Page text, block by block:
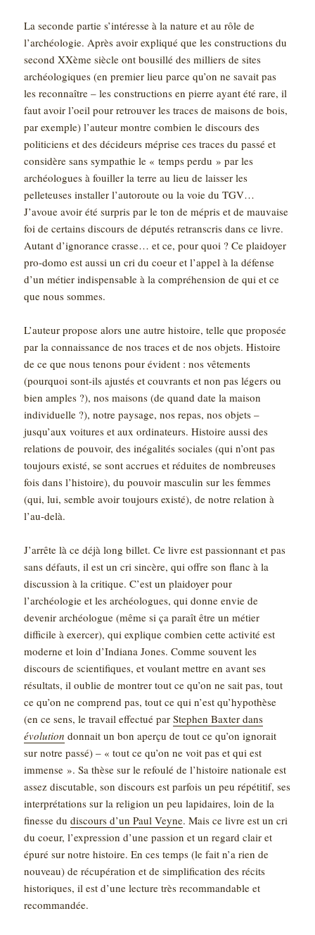
La seconde partie s’intéresse à la nature et au rôle de
l’archéologie. Après avoir expliqué que les constructions du
second XXème siècle ont bousillé des milliers de sites
archéologiques (en premier lieu parce qu’on ne savait pas
les reconnaître – les constructions en pierre ayant été rare, il
faut avoir l’oeil pour retrouver les traces de maisons de bois,
par exemple) l’auteur montre combien le discours des
politiciens et des décideurs méprise ces traces du passé et
considère sans sympathie le « temps perdu » par les
archéologues à fouiller la terre au lieu de laisser les
pelleteuses installer l’autoroute ou la voie du TGV…
J’avoue avoir été surpris par le ton de mépris et de mauvaise
foi de certains discours de députés retranscris dans ce livre.
Autant d’ignorance crasse… et ce, pour quoi ? Ce plaidoyer
pro-domo est aussi un cri du coeur et l’appel à la défense
d’un métier indispensable à la compréhension de qui et ce
que nous sommes.
L’auteur propose alors une autre histoire, telle que proposée
par la connaissance de nos traces et de nos objets. Histoire
de ce que nous tenons pour évident : nos vêtements
(pourquoi sont-ils ajustés et couvrants et non pas légers ou
bien amples ?), nos maisons (de quand date la maison
individuelle ?), notre paysage, nos repas, nos objets –
jusqu’aux voitures et aux ordinateurs. Histoire aussi des
relations de pouvoir, des inégalités sociales (qui n’ont pas
toujours existé, se sont accrues et réduites de nombreuses
fois dans l’histoire), du pouvoir masculin sur les femmes
(qui, lui, semble avoir toujours existé), de notre relation à
l’au-delà.
J’arrête là ce déjà long billet. Ce livre est passionnant et pas
sans défauts, il est un cri sincère, qui offre son flanc à la
discussion à la critique. C’est un plaidoyer pour
l’archéologie et les archéologues, qui donne envie de
devenir archéologue (même si ça paraît être un métier
difficile à exercer), qui explique combien cette activité est
moderne et loin d’Indiana Jones. Comme souvent les
discours de scientifiques, et voulant mettre en avant ses
résultats, il oublie de montrer tout ce qu’on ne sait pas, tout
ce qu’on ne comprend pas, tout ce qui n’est qu’hypothèse
(en ce sens, le travail effectué parStephen Baxter dans
évolution donnait un bon aperçu de tout ce qu’on ignorait
sur notre passé) – « tout ce qu’on ne voit pas et qui est
immense ». Sa thèse sur le refoulé de l’histoire nationale est
assez discutable, son discours est parfois un peu répétitif, ses
interprétations sur la religion un peu lapidaires, loin de la
finesse dudiscours d’un Paul Veyne. Mais ce livre est un cri
du coeur, l’expression d’une passion et un regard clair et
épuré sur notre histoire. En ces temps (le fait n’a rien de
nouveau) de récupération et de simplification des récits
historiques, il est d’une lecture très recommandable et
recommandée.